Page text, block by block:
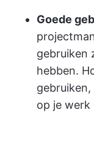
Goede
gebruiken
hebben.
op je werk